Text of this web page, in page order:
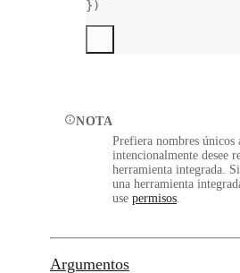
})
NOTA
Prefiera nombres únicos
intencionalmente desee
herramienta integrada.
una herramienta
use permisos.
Argumentos